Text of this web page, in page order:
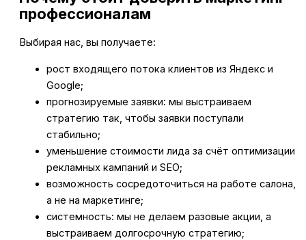
профессионалам
Выбирая нас, вы получаете:
рост входящего потока клиентов из Яндекс и
Google;
прогнозируемые заявки: мы выстраиваем
стратегию так, чтобы заявки поступали
стабильно;
уменьшение стоимости лида за счёт оптимизации
рекламных кампаний и SEO;
возможность сосредоточиться на работе салона,
а не на маркетинге;
системность: мы не делаем разовые акции, а
выстраиваем долгосрочную стратегию;